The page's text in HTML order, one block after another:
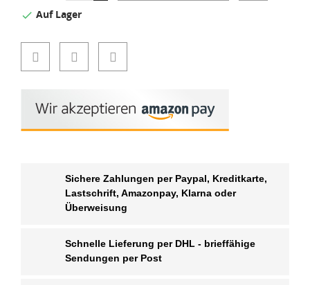
 Auf Lager
Sichere Zahlungen per Paypal, Kreditkarte,
Lastschrift, Amazonpay, Klarna oder
Überweisung
Schnelle Lieferung per DHL - brieffähige
Sendungen per Post